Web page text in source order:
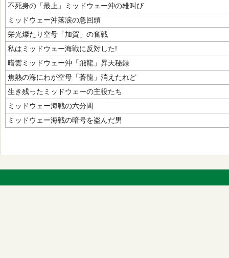
不死身の「最上」ミッドウェー沖の雄叫び
ミッドウェー沖落涙の急回頭
栄光燦たり空母「加賀」の奮戦
私はミッドウェー海戦に反対した!
暗雲ミッドウェー沖「飛龍」昇天秘録
焦熱の海にわが空母「蒼龍」消えたれど
生き残ったミッドウェーの主役たち
ミッドウェー海戦の六分間
ミッドウェー海戦の暗号を盗んだ男